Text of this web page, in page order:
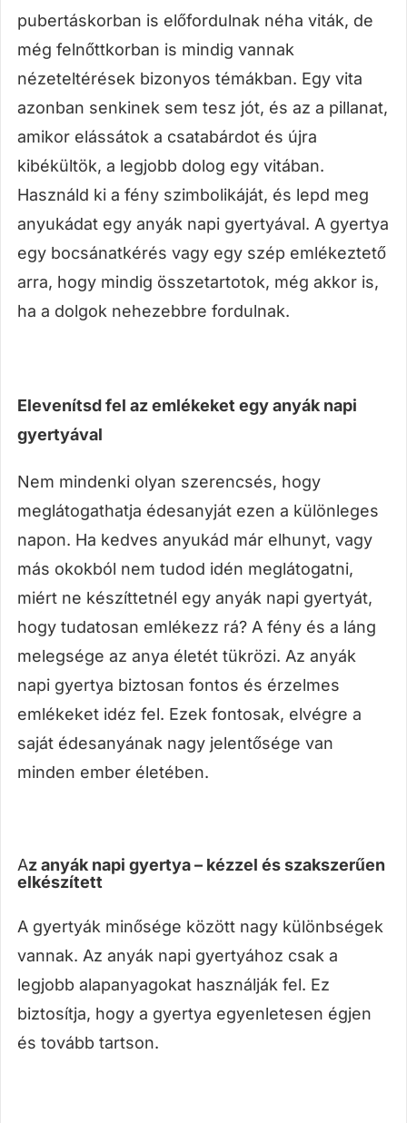
pubertáskorban is előfordulnak néha viták, de
még felnőttkorban is mindig vannak
nézeteltérések bizonyos témákban. Egy vita
azonban senkinek sem tesz jót, és az a pillanat,
amikor elássátok a csatabárdot és újra
kibékültök, a legjobb dolog egy vitában.
Használd ki a fény szimbolikáját, és lepd meg
anyukádat egy anyák napi gyertyával. A gyertya
egy bocsánatkérés vagy egy szép emlékeztető
arra, hogy mindig összetartotok, még akkor is,
ha a dolgok nehezebbre fordulnak.
Elevenítsd fel az emlékeket egy anyák napi
gyertyával
Nem mindenki olyan szerencsés, hogy
meglátogathatja édesanyját ezen a különleges
napon. Ha kedves anyukád már elhunyt, vagy
más okokból nem tudod idén meglátogatni,
miért ne készíttetnél egy anyák napi gyertyát,
hogy tudatosan emlékezz rá? A fény és a láng
melegsége az anya életét tükrözi. Az anyák
napi gyertya biztosan fontos és érzelmes
emlékeket idéz fel. Ezek fontosak, elvégre a
saját édesanyának nagy jelentősége van
minden ember életében.
Az anyák napi gyertya – kézzel és szakszerűen
elkészített
A gyertyák minősége között nagy különbségek
vannak. Az anyák napi gyertyához csak a
legjobb alapanyagokat használják fel. Ez
biztosítja, hogy a gyertya egyenletesen égjen
és tovább tartson.